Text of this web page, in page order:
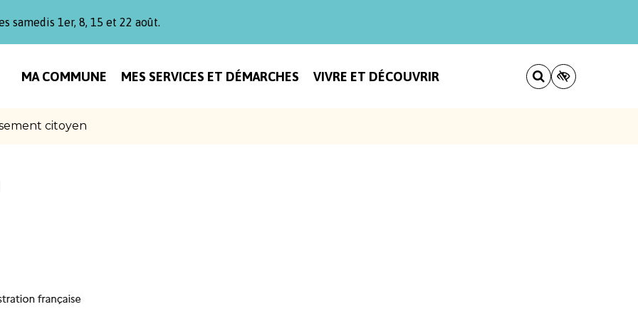
samedis 1er, 8, 15 et 22 août.
MA COMMUNE MES SERVICES ET DÉMARCHES VIVRE ET DÉCOUVRIR
citoyen